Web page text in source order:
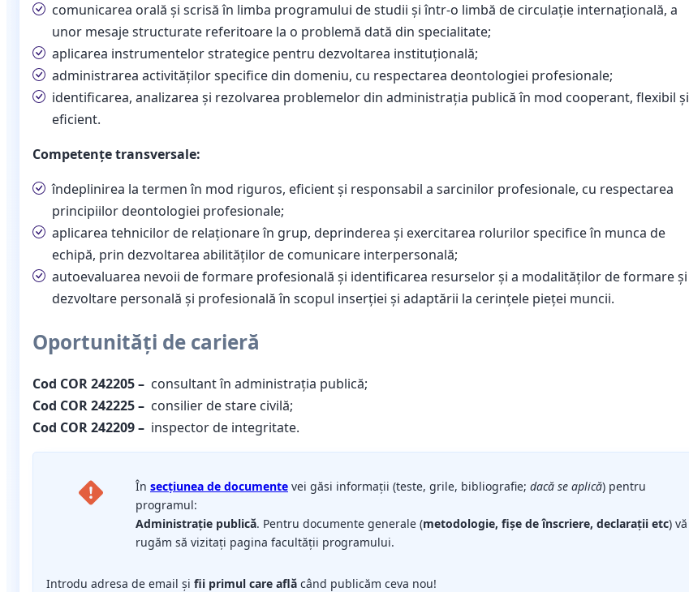
comunicarea orală și scrisă în limba programului de studii și într-o limbă de circulație internațională, a
unor mesaje structurate referitoare la o problemă dată din specialitate;
aplicarea instrumentelor strategice pentru dezvoltarea instituțională;
administrarea activităților specifice din domeniu, cu respectarea deontologiei profesionale;
identificarea, analizarea și rezolvarea problemelor din administrația publică în mod cooperant, flexibil și
eficient.
Competențe transversale:
îndeplinirea la termen în mod riguros, eficient și responsabil a sarcinilor profesionale, cu respectarea
principiilor deontologiei profesionale;
aplicarea tehnicilor de relaționare în grup, deprinderea și exercitarea rolurilor specifice în munca de
echipă, prin dezvoltarea abilităților de comunicare interpersonală;
autoevaluarea nevoii de formare profesională și identificarea resurselor și a modalităților de formare și
dezvoltare personală și profesională în scopul inserției și adaptării la cerințele pieței muncii.
Oportunități de carieră
Cod COR 242205– consultant în administrația publică;
Cod COR 242225– consilier de stare civilă;
Cod COR 242209– inspector de integritate.
În secțiunea de documente vei găsi informații (teste, grile, bibliografie; dacă se aplică) pentru
programul:
Administraţie publică. Pentru documente generale (metodologie, fișe de înscriere, declarații etc) vă
rugăm să vizitați pagina facultății programului.
Introdu adresa de email și fii primul care află când publicăm ceva nou!